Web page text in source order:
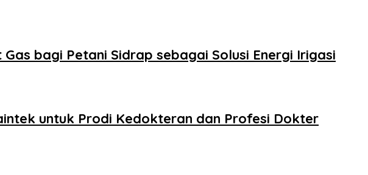
bagi Petani Sidrap sebagai Solusi Energi Irigasi
untuk Prodi Kedokteran dan Profesi Dokter